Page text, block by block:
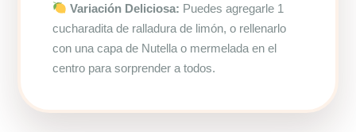
Variación Deliciosa: Puedes agregarle 1
cucharadita de ralladura de limón, o rellenarlo
con una capa de Nutella o mermelada en el
centro para sorprender a todos.